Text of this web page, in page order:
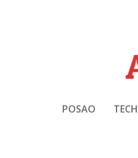
POSAO TECH